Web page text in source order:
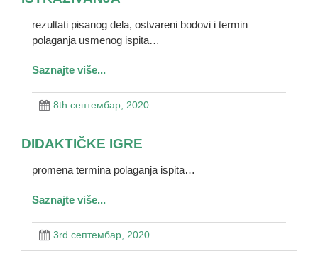
rezultati pisanog dela, ostvareni bodovi i termin
polaganja usmenog ispita…
Saznajte više...
8th септембар, 2020
DIDAKTIČKE IGRE
promena termina polaganja ispita…
Saznajte više...
3rd септембар, 2020